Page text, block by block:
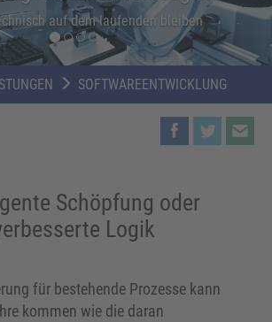
SOFTWAREENTWICKLUNG
Schöpfung oder
Logik
für bestehende Prozesse kann
kommen wie die daran